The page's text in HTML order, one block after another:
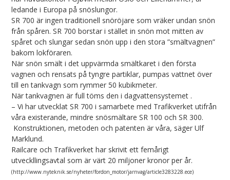
ledande i Europa på snöslungor.
SR 700 är ingen traditionell snöröjare som vräker undan snön
från spåren. SR 700 borstar i stället in snön mot mitten av
spåret och slungar sedan snön upp i den stora ”smältvagnen”
bakom lokföraren.
När snön smält i det uppvärmda smältkaret i den första
vagnen och rensats på tyngre partiklar, pumpas vattnet över
till en tankvagn som rymmer 50 kubikmeter.
När tankvagnen är full töms den i dagvattensystemet .
– Vi har utvecklat SR 700 i samarbete med Trafikverket utifrån
våra existerande, mindre snösmältare SR 100 och SR 300.
Konstruktionen, metoden och patenten är våra, säger Ulf
Marklund.
Railcare och Trafikverket har skrivit ett femårigt
utveckllingsavtal som är värt 20 miljoner kronor per år.
(http://www.nyteknik.se/nyheter/fordon_motor/jarnvag/article3283228.ece)